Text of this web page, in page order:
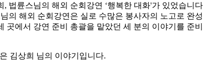
법륜스님의 해외 순회강연 ‘행복한 대화'가 있었습니
의 해외 순회강연은 실로 수많은 봉사자의 노고로 완
에서 강연 준비 총괄을 맡았던 세 분의 이야기를 준
김상희 님의 이야기입니다.